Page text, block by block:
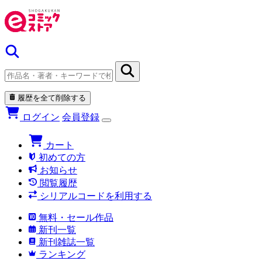
履歴を全て削除する
ログイン 会員登録
カート
初めての方
お知らせ
閲覧履歴
シリアルコードを利用する
無料・セール作品
新刊一覧
新刊雑誌一覧
ランキング